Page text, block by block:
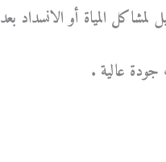
المياة أو الانسداد بعد
عالية .